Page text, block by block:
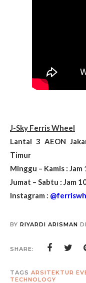
J-Sky Ferris Wheel
Lantai 3 AEON
Timur
Minggu – Kamis :
Jumat – Sabtu : Jam
Instagram :
BY RIYARDI ARISMAN DI
SHARE:
TAGS ARSITEKTUR
TECHNOLOGY